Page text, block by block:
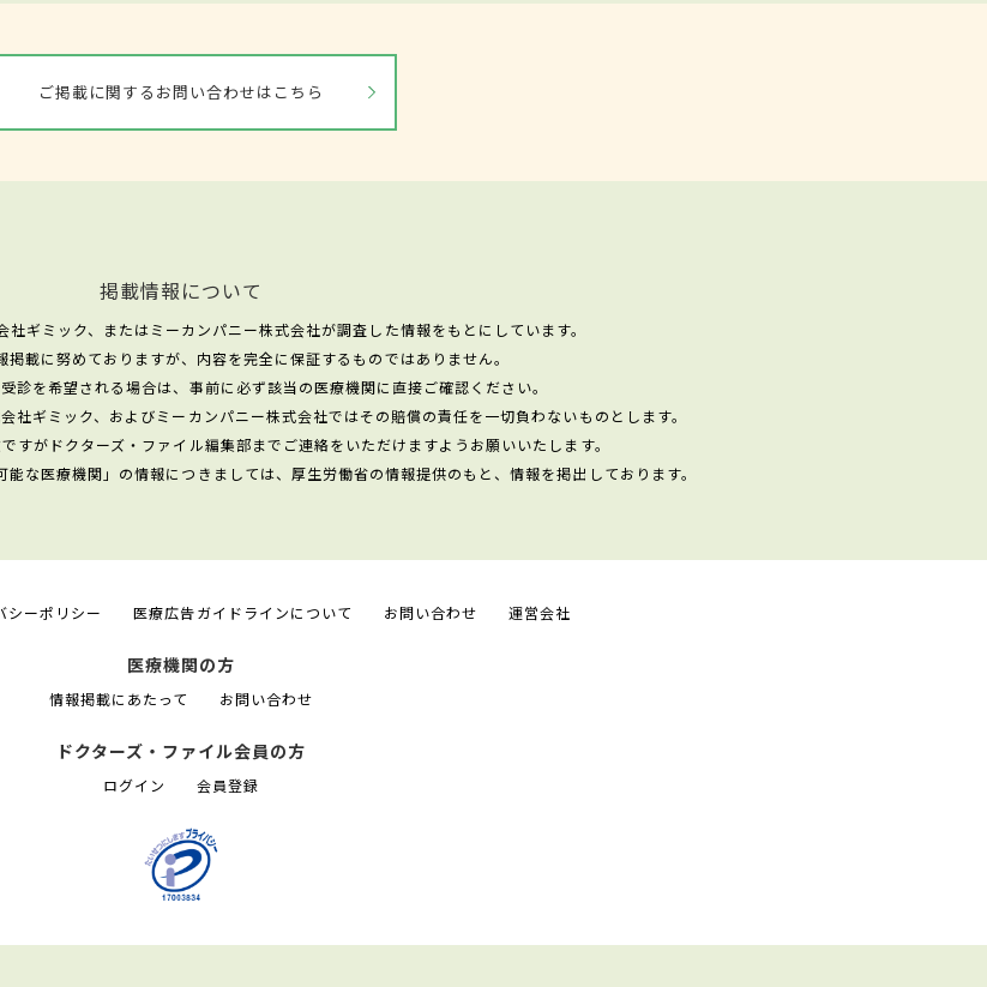
ご掲載に関するお問い合わせはこちら
掲載情報について
ギミック、またはミーカンパニー株式会社が調査した情報をもとにしています。
掲載に努めておりますが、内容を完全に保証するものではありません。
診を希望される場合は、事前に必ず該当の医療機関に直接ご確認ください。
社ギミック、およびミーカンパニー株式会社ではその賠償の責任を一切負わないものとします。
すがドクターズ・ファイル編集部までご連絡をいただけますようお願いいたします。
な医療機関」の情報につきましては、厚生労働省の情報提供のもと、情報を掲出しております。
シーポリシー 医療広告ガイドラインについて お問い合わせ 運営会社
医療機関の方
情報掲載にあたって お問い合わせ
ドクターズ・ファイル会員の方
ログイン 会員登録